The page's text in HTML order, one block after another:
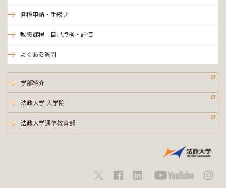
各種申請・手続き
教職課程 自己点検・評価
よくある質問
学部紹介
法政大学 大学院
法政大学通信教育部